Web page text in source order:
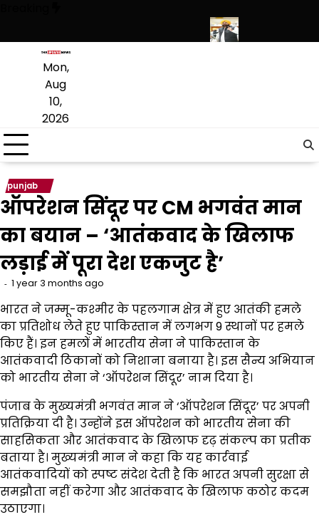
content
Mon,
Aug
10,
2026
punjab
ऑपरेशन सिंदूर पर CM भगवंत मान
का बयान – ‘आतंकवाद के खिलाफ
लड़ाई में पूरा देश एकजुट है’
1 year 3 months ago
भारत ने जम्मू-कश्मीर के पहलगाम क्षेत्र में हुए आतंकी हमले
का प्रतिशोध लेते हुए पाकिस्तान में लगभग 9 स्थानों पर हमले
किए हैं। इन हमलों में भारतीय सेना ने पाकिस्तान के
आतंकवादी ठिकानों को निशाना बनाया है। इस सैन्य अभियान
को भारतीय सेना ने ‘ऑपरेशन सिंदूर’ नाम दिया है।
पंजाब के मुख्यमंत्री भगवंत मान ने ‘ऑपरेशन सिंदूर’ पर अपनी
प्रतिक्रिया दी है। उन्होंने इस ऑपरेशन को भारतीय सेना की
साहसिकता और आतंकवाद के खिलाफ दृढ़ संकल्प का प्रतीक
बताया है। मुख्यमंत्री मान ने कहा कि यह कार्रवाई
आतंकवादियों को स्पष्ट संदेश देती है कि भारत अपनी सुरक्षा से
समझौता नहीं करेगा और आतंकवाद के खिलाफ कठोर कदम
उठाएगा।